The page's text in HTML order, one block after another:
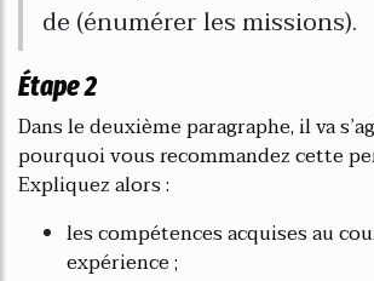
de (énumérer les missions).
Étape 2
Dans le deuxième paragraphe, il va
pourquoi vous recommandez cette
Expliquez alors :
les compétences acquises au
expérience ;